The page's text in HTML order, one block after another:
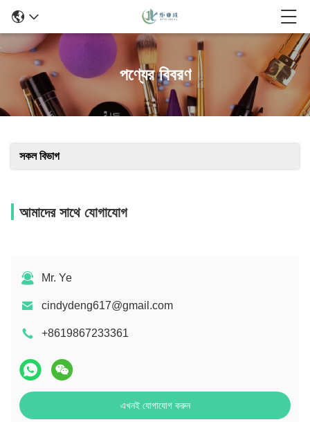
পণ্যের বিবরণ
সকল বিভাগ
আমাদের সাথে যোগাযোগ
Mr. Ye
cindydeng617@gmail.com
+8619867233361
এখনই যোগাযোগ করুন